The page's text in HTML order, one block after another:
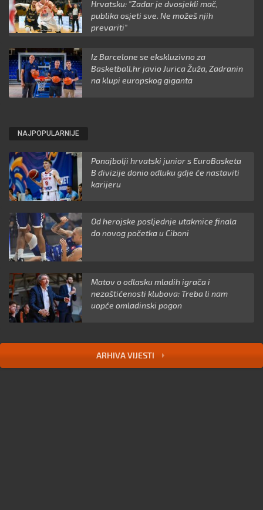
Hrvatsku: "Zadar je dvosjekli mač,
publika osjeti sve. Ne možeš njih
prevariti"
Iz Barcelone se ekskluzivno za
Basketball.hr javio Jurica Žuža, Zadranin
na klupi europskog giganta
NAJPOPULARNIJE
Ponajbolji hrvatski junior s EuroBasketa
B divizije donio odluku gdje će nastaviti
karijeru
Od herojske posljednje utakmice finala
do novog početka u Ciboni
Matov o odlasku mladih igrača i
nezaštićenosti klubova: Treba li nam
uopće omladinski pogon
ARHIVA VIJESTI